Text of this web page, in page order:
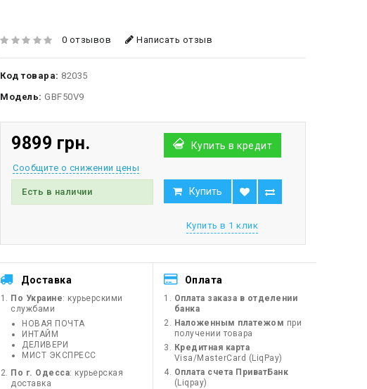
0 отзывов Написать отзыв
Код товара: 82035
Модель: GBF50V9
9899 грн.
Сообщите о снижении цены
Купить в кредит
Есть в наличии Купить
Купить в 1 клик
Доставка
По Украине: курьерскими
службами
НОВАЯ ПОЧТА
ИНТАЙМ
ДЕЛИВЕРИ
МИСТ ЭКСПРЕСС
По г. Одесса: курьерская
доставка
Оплата
Оплата заказа в отделении
банка
Наложенным платежом при
получении товара
Кредитная карта
Visa/MasterCard (LiqPay)
Оплата счета ПриватБанк
(Liqpay)